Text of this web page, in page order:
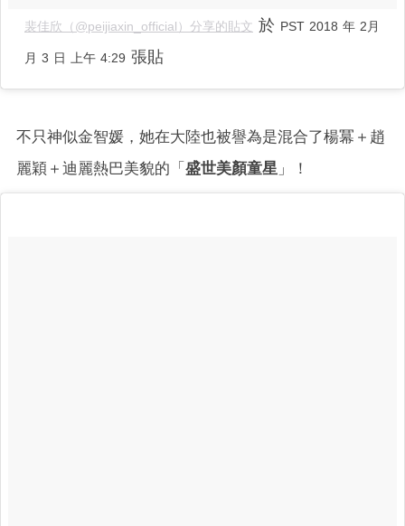
裴佳欣（@peijiaxin_official）分享的貼文 於 PST 2018 年 2月
月 3 日 上午 4:29 張貼
不只神似金智媛，她在大陸也被譽為是混合了楊冪＋趙
麗穎＋迪麗熱巴美貌的「盛世美顏童星 」！